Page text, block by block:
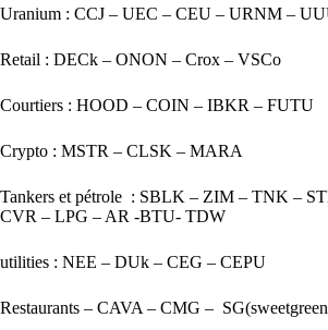
Uranium : CCJ – UEC – CEU – URNM –
Retail : DECk – ONON – Crox – VSCo
Courtiers : HOOD – COIN – IBKR – FUTU
Crypto : MSTR – CLSK – MARA
Tankers et pétrole : SBLK – ZIM – TNK –
CVR – LPG – AR -BTU- TDW
utilities : NEE – DUk – CEG – CEPU
Restaurants – CAVA – CMG –